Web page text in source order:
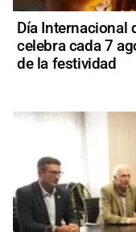
Día Internacional
celebra cada 7
de la festividad